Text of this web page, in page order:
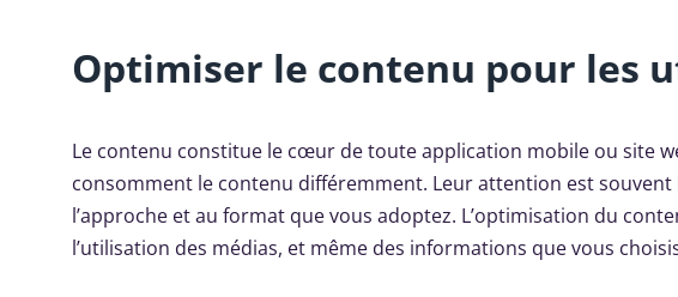
Optimiser le contenu pour les
Le contenu constitue le cœur de toute application mobile ou site
consomment le contenu différemment. Leur attention est
l’approche et au format que vous adoptez. L’optimisation du
l’utilisation des médias, et même des informations que vous